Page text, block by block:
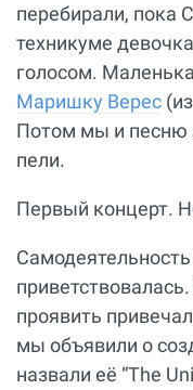
перебирали, пока
техникуме
голосом.
Маришку Верес
Потом мы и песню
пели.
Первый концерт.
проявить
мы объявили о
назвали её “The